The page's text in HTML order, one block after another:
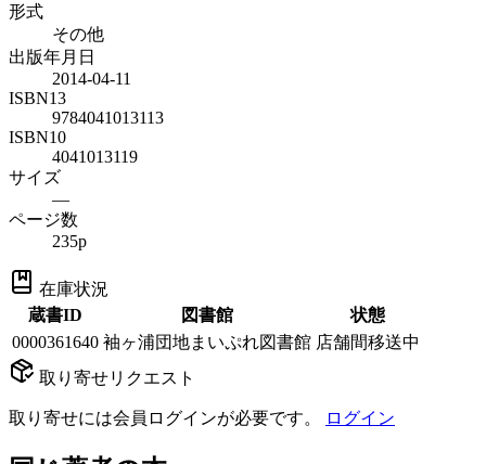
形式
その他
出版年月日
2014-04-11
ISBN13
9784041013113
ISBN10
4041013119
サイズ
—
ページ数
235p
在庫状況
蔵書ID
図書館
状態
0000361640 袖ヶ浦団地まいぷれ図書館 店舗間移送中
取り寄せリクエスト
取り寄せには会員ログインが必要です。 ログイン